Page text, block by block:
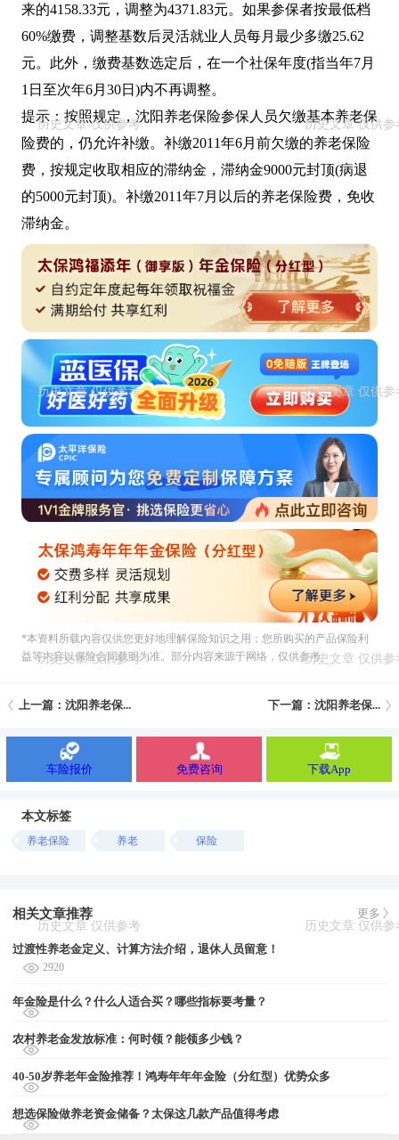
来的4158.33元，调整为4371.83元。如果参保者按最低档
60%缴费，调整基数后灵活就业人员每月最少多缴25.62
元。此外，缴费基数选定后，在一个社保年度(指当年7月
1日至次年6月30日)内不再调整。
提示：按照规定，沈阳养老保险参保人员欠缴基本养老保
险费的，仍允许补缴。补缴2011年6月前欠缴的养老保险
费，按规定收取相应的滞纳金，滞纳金9000元封顶(病退
的5000元封顶)。补缴2011年7月以后的养老保险费，免收
滞纳金。
*本资料所载內容仅供您更好地理解保险知识之用；您所购买的产品保险利
益等内容以保险合同载明为准。部分内容来源于网络，仅供参考
上一篇：沈阳养老保... 下一篇：沈阳养老保...
车险报价 免费咨询 下载App
本文标签
养老保险 养老 保险
相关文章推荐 更多
过渡性养老金定义、计算方法介绍，退休人员留意！
2920
年金险是什么？什么人适合买？哪些指标要考量？
农村养老金发放标准：何时领？能领多少钱？
40-50岁养老年金险推荐！鸿寿年年年金险（分红型）优势众多
想选保险做养老资金储备？太保这几款产品值得考虑